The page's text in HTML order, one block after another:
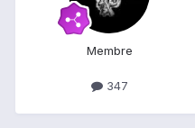
Membre
347